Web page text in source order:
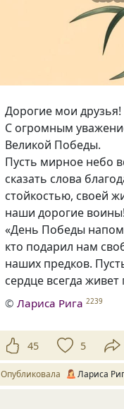
Дорогие мои
С огромным
Великой Победы.
Пусть мирное небо
сказать слова
стойкостью, своей
наши дорогие воины!
«День Победы
кто подарил нам
наших предков.
сердце всегда
©Лариса Рига 2239
45 5
Опубликовала Лариса